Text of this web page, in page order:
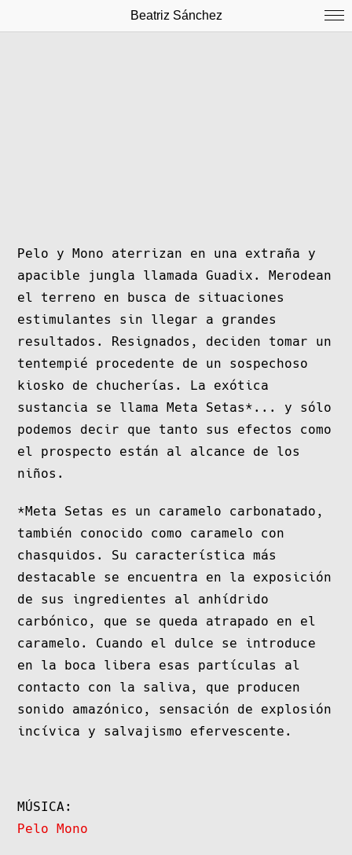
Beatriz Sánchez
Pelo y Mono aterrizan en una extraña y
apacible jungla llamada Guadix. Merodean
el terreno en busca de situaciones
estimulantes sin llegar a grandes
resultados. Resignados, deciden tomar un
tentempié procedente de un sospechoso
kiosko de chucherías. La exótica
sustancia se llama Meta Setas*... y sólo
podemos decir que tanto sus efectos como
el prospecto están al alcance de los
niños.
*Meta Setas es un caramelo carbonatado,
también conocido como caramelo con
chasquidos. Su característica más
destacable se encuentra en la exposición
de sus ingredientes al anhídrido
carbónico, que se queda atrapado en el
caramelo. Cuando el dulce se introduce
en la boca libera esas partículas al
contacto con la saliva, que producen
sonido amazónico, sensación de explosión
incívica y salvajismo efervescente.
MÚSICA:
Pelo Mono